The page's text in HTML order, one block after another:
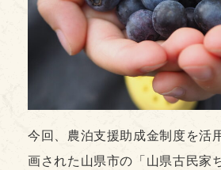
今回、農泊支援助成金制度を活
画された山県市の「山県古民家